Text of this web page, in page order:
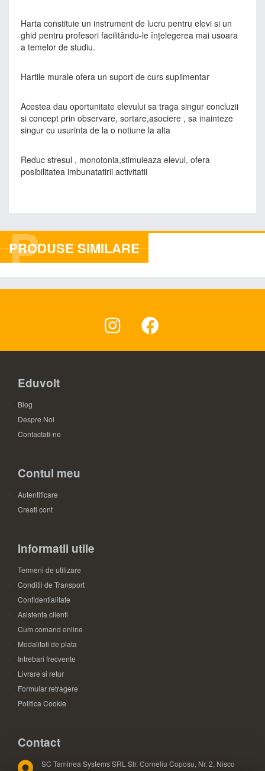
Harta constituie un instrument de lucru pentru elevi si un
ghid pentru profesori facilitându-le înţelegerea mai usoara
a temelor de studiu.
Hartile murale ofera un suport de curs suplimentar
Acestea dau oportunitate elevului sa traga singur concluzii
si concept prin observare, sortare,asociere , sa inainteze
singur cu usurinta de la o notiune la alta
Reduc stresul , monotonia,stimuleaza elevul, ofera
posibilitatea imbunatatirii activitatii
P
PRODUSE SIMILARE
Eduvolt
Blog
Despre Noi
Contactati-ne
Contul meu
Autentificare
Creati cont
Informatii utile
Termeni de utilizare
Conditii de Transport
Confidentialitate
Asistenta clienti
Cum comand online
Modalitati de plata
Intrebari frecvente
Livrare si retur
Formular retragere
Politica Cookie
Contact
SC Taminea Systems SRL Str. Corneliu Coposu, Nr. 2, Nisco